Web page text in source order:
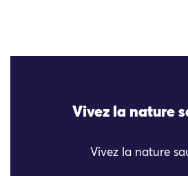
Vivez la nature
Vivez la nature